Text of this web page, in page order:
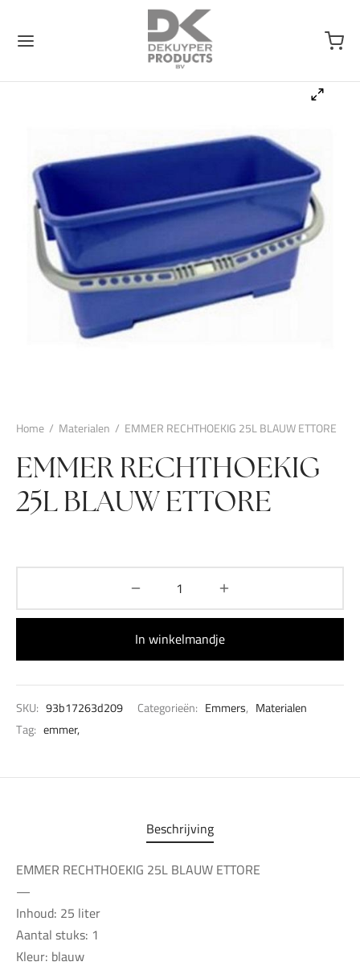
Home / Materialen / EMMER RECHTHOEKIG 25L BLAUW ETTORE
EMMER RECHTHOEKIG
25L BLAUW ETTORE
In winkelmandje
SKU: 93b17263d209 Categorieën: Emmers, Materialen
Tag: emmer,
Beschrijving
EMMER RECHTHOEKIG 25L BLAUW ETTORE
—
Inhoud: 25 liter
Aantal stuks: 1
Kleur: blauw